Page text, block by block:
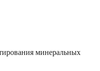
минеральных